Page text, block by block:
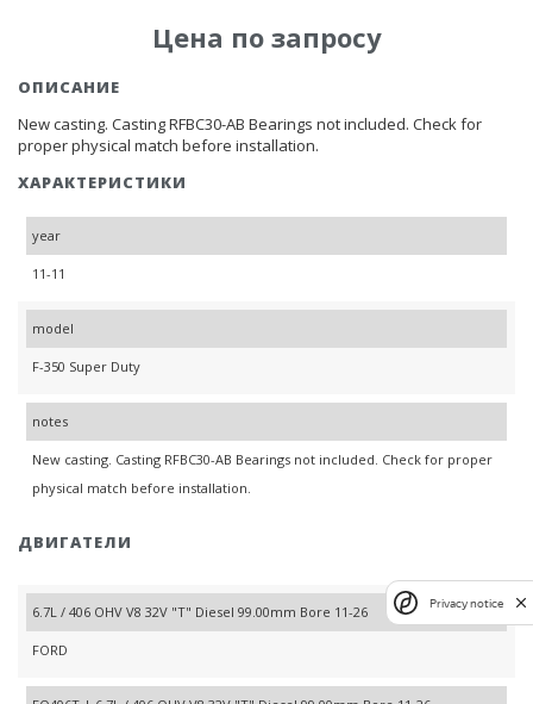
Цена по запросу
ОПИСАНИЕ
New casting. Casting RFBC30-AB Bearings not included. Check for
proper physical match before installation.
ХАРАКТЕРИСТИКИ
year
11-11
model
F-350 Super Duty
notes
New casting. Casting RFBC30-AB Bearings not included. Check for proper
physical match before installation.
ДВИГАТЕЛИ
6.7L / 406 OHV V8 32V "T" Diesel 99.00mm Bore 11-26
FORD
Privacy notice